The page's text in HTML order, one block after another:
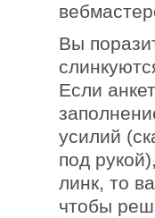
Вы
Если
усилий
под
линк, то
чтобы